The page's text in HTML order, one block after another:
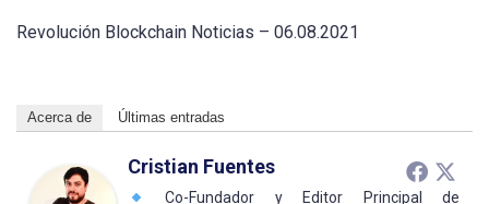
Revolución Blockchain Noticias – 06.08.2021
Acerca de Últimas entradas
Cristian Fuentes
Co-Fundador y Editor Principal de